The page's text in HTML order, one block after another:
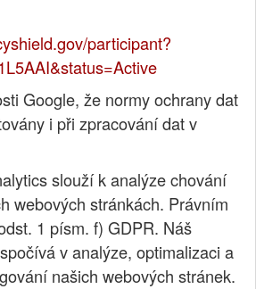
participant?
Google, že normy ochrany dat
i při zpracování dat v
slouží k analýze chování
webových stránkách. Právním
1 písm. f) GDPR. Náš
v analýze, optimalizaci a
našich webových stránek.